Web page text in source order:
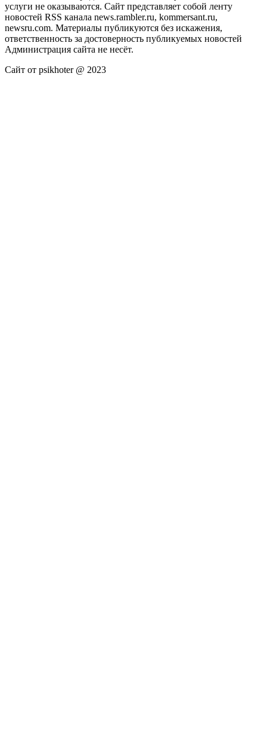
услуги не оказываются. Сайт представляет собой ленту
новостей RSS канала news.rambler.ru, kommersant.ru,
newsru.com. Материалы публикуются без искажения,
ответственность за достоверность публикуемых новостей
Администрация сайта не несёт.
Сайт от psikhoter @ 2023